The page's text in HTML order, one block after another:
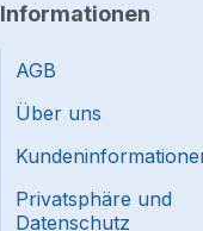
Informationen
AGB
Über uns
Privatsphäre und
Datenschutz